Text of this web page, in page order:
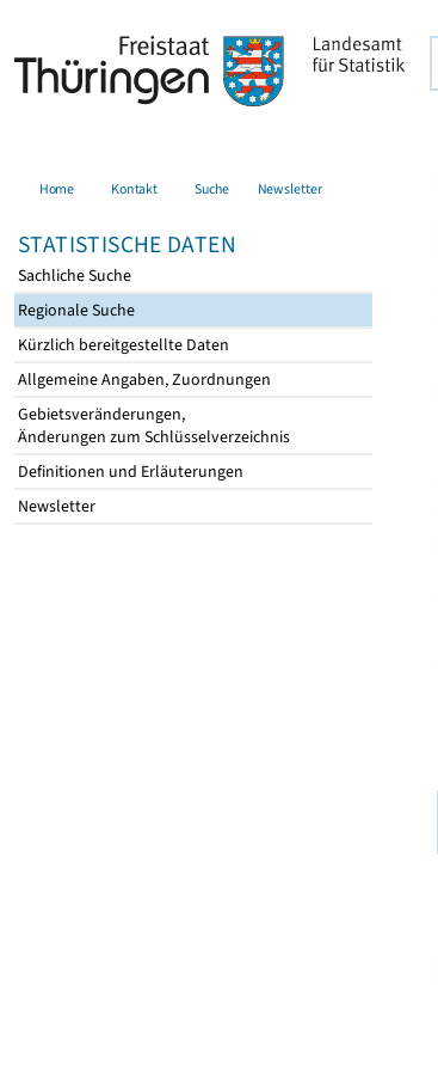
Home Kontakt Suche Newsletter
STATISTISCHE DATEN
Sachliche Suche
Regionale Suche
Kürzlich bereitgestellte Daten
Allgemeine Angaben, Zuordnungen
Gebietsveränderungen,
Änderungen zum Schlüsselverzeichnis
Definitionen und Erläuterungen
Newsletter